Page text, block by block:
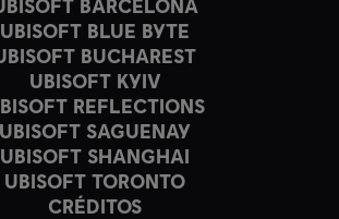
BARCELONA
UBISOFT BLUE BYTE
BUCHAREST
UBISOFT KYIV
REFLECTIONS
UBISOFT SAGUENAY
UBISOFT SHANGHAI
UBISOFT TORONTO
CRÉDITOS